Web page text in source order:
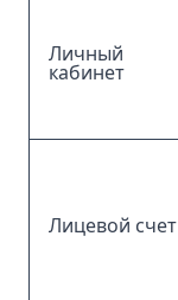
Личный
кабинет
Лицевой счет